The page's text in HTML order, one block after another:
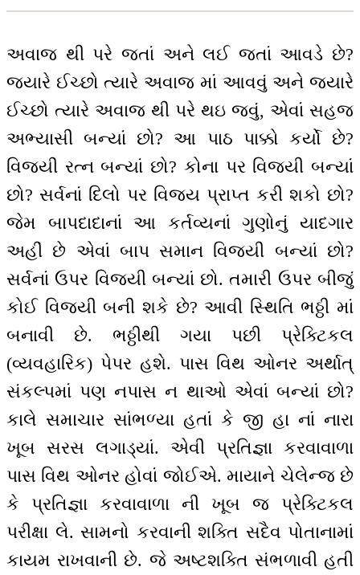
અવાજ થી પરે જતાં અને લઈ જતાં આવડે છે?
જ્યારે ઈચ્છો ત્યારે અવાજ માં આવવું અને જ્યારે
ઈચ્છો ત્યારે અવાજ થી પરે થઇ જવું, એવાં સહજ
અભ્યાસી બન્યાં છો? આ પાઠ પાક્કો કર્યો છે?
વિજયી રત્ન બન્યાં છો? કોના પર વિજયી બન્યાં
છો? સર્વનાં દિલો પર વિજય પ્રાપ્ત કરી શકો છો?
જેમ બાપદાદાનાં આ કર્તવ્યનાં ગુણોનું યાદગાર
અહીં છે એવાં બાપ સમાન વિજયી બન્યાં છો?
સર્વનાં ઉપર વિજયી બન્યાં છો. તમારી ઉપર બીજું
કોઈ વિજયી બની શકે છે? આવી સ્થિતિ ભઠ્ઠી માં
બનાવી છે. ભઠ્ઠીથી ગયા પછી પ્રેક્ટિકલ
(વ્યવહારિક) પેપર હશે. પાસ વિથ ઓનર અર્થાત્
સંકલ્પમાં પણ નપાસ ન થાઓ એવાં બન્યાં છો?
કાલે સમાચાર સાંભળ્યા હતાં કે જી હા નાં નારા
ખૂબ સરસ લગાડ્યાં. એવી પ્રતિજ્ઞા કરવાવાળા
પાસ વિથ ઓનર હોવાં જોઈએ. માયાને ચેલેન્જ છે
કે પ્રતિજ્ઞા કરવાવાળા ની ખૂબ જ પ્રેક્ટિકલ
પરીક્ષા લે. સામનો કરવાની શક્તિ સદૈવ પોતાનામાં
કાયમ રાખવાની છે. જે અષ્ટશક્તિ સંભળાવી હતી